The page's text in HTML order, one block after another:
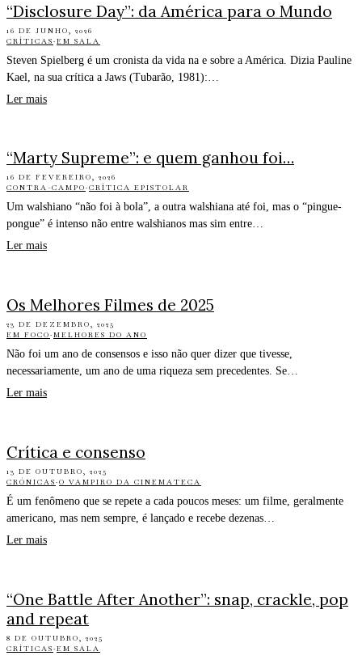
“Disclosure Day”: da América para o Mundo
16 DE JUNHO, 2026
CRÍTICAS·EM SALA
Steven Spielberg é um cronista da vida na e sobre a América. Dizia Pauline
Kael, na sua crítica a Jaws (Tubarão, 1981):…
Ler mais
“Marty Supreme”: e quem ganhou foi…
16 DE FEVEREIRO, 2026
CONTRA-CAMPO·CRÍTICA EPISTOLAR
Um walshiano “não foi à bola”, a outra walshiana até foi, mas o “pingue-
pongue” é intenso não entre walshianos mas sim entre…
Ler mais
Os Melhores Filmes de 2025
23 DE DEZEMBRO, 2025
EM FOCO·MELHORES DO ANO
Não foi um ano de consensos e isso não quer dizer que tivesse,
necessariamente, um ano de uma riqueza sem precedentes. Se…
Ler mais
Crítica e consenso
13 DE OUTUBRO, 2025
CRÓNICAS·O VAMPIRO DA CINEMATECA
É um fenômeno que se repete a cada poucos meses: um filme, geralmente
americano, mas nem sempre, é lançado e recebe dezenas…
Ler mais
“One Battle After Another”: snap, crackle, pop
and repeat
8 DE OUTUBRO, 2025
CRÍTICAS·EM SALA